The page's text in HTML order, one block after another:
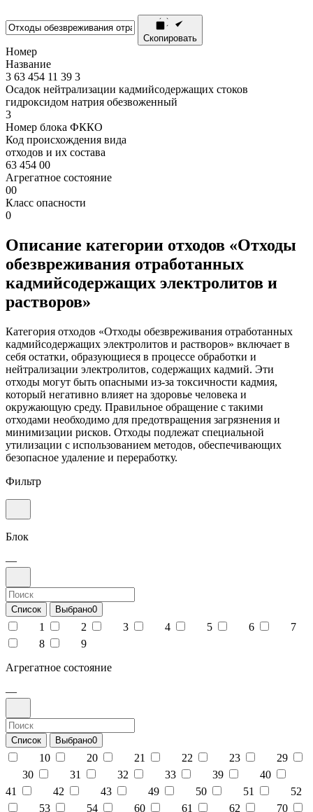
Скопировать
Номер
Название
3 63 454 11 39 3
Осадок нейтрализации кадмийсодержащих стоков
гидроксидом натрия обезвоженный
3
Номер блока ФККО
Код происхождения вида
отходов и их состава
63 454 00
Агрегатное состояние
00
Класс опасности
0
Описание категории отходов «Отходы
обезвреживания отработанных
кадмийсодержащих электролитов и
растворов»
Категория отходов «Отходы обезвреживания отработанных
кадмийсодержащих электролитов и растворов» включает в
себя остатки, образующиеся в процессе обработки и
нейтрализации электролитов, содержащих кадмий. Эти
отходы могут быть опасными из-за токсичности кадмия,
который негативно влияет на здоровье человека и
окружающую среду. Правильное обращение с такими
отходами необходимо для предотвращения загрязнения и
минимизации рисков. Отходы подлежат специальной
утилизации с использованием методов, обеспечивающих
безопасное удаление и переработку.
Фильтр
Блок
—
Список Выбрано0
1 2 3 4 5 6
7
8
9
Агрегатное состояние
—
Список Выбрано0
10 20 21 22 23
29
30
31 32 33 39
40
41
42 43 49 50 51
52
53
54 60 61 62 70